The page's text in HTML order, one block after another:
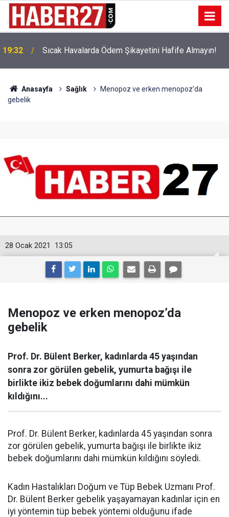
19:32 Sıcak Havalarda Ödem Şikayetini Hafife Almayın!
Anasayfa Sağlık
Menopoz ve erken menopoz’da
gebelik
13:05
28 Ocak 2021
Menopoz ve erken menopoz’da
gebelik
Prof. Dr. Bülent Berker, kadınlarda 45 yaşından
sonra zor görülen gebelik, yumurta bağışı ile
birlikte ikiz bebek doğumlarını dahi mümkün
kıldığını...
Prof. Dr. Bülent Berker, kadınlarda 45 yaşından sonra
zor görülen gebelik, yumurta bağışı ile birlikte ikiz
bebek doğumlarını dahi mümkün kıldığını söyledi.
Kadın Hastalıkları Doğum ve Tüp Bebek Uzmanı Prof.
Dr. Bülent Berker gebelik yaşayamayan kadınlar için en
iyi yöntemin tüp bebek yöntemi olduğunu ifade